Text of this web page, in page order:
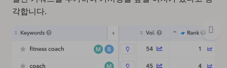
각합니다.